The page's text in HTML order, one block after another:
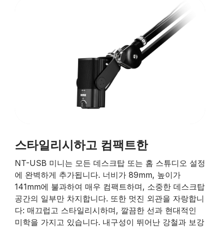
스타일리시하고 컴팩트한
NT-USB 미니는 모든 데스크탑 또는 홈 스튜디오 설정
에 완벽하게 추가됩니다. 너비가 89mm, 높이가
141mm에 불과하여 매우 컴팩트하며, 소중한 데스크탑
공간의 일부만 차지합니다. 또한 멋진 외관을 자랑합니
다: 매끄럽고 스타일리시하며, 깔끔한 선과 현대적인
미학을 가지고 있습니다. 내구성이 뛰어난 강철과 보강